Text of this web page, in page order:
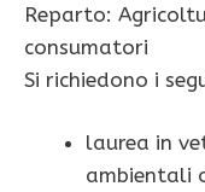
Reparto:
consumatori
Si richiedono i
laurea in
ambientali